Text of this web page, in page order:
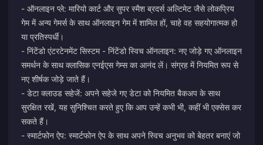
- ऑनलाइन प्ले: मारियो कार्ट और सुपर स्मैश ब्रदर्स अल्टिमेट जैसे लोकप्रिय
गेम में अन्य गेमर्स के साथ ऑनलाइन गेम में शामिल हों, चाहे वह सहयोगात्मक हो
या प्रतिस्पर्धी।
- निंटेंडो एंटरटेनमेंट सिस्टम - निंटेंडो स्विच ऑनलाइन: नए जोड़े गए ऑनलाइन
समर्थन के साथ क्लासिक एनईएस गेम्स का आनंद लें। संग्रह में नियमित रूप से
नए शीर्षक जोड़े जाते हैं।
- डेटा क्लाउड सहेजें: अपने सहेजे गए डेटा को नियमित बैकअप के साथ
सुरक्षित रखें, यह सुनिश्चित करते हुए कि आप उन्हें कभी भी, कहीं भी एक्सेस कर
सकते हैं।
- स्मार्टफोन ऐप: स्मार्टफोन ऐप के साथ अपने स्विच अनुभव को बेहतर बनाएं जो